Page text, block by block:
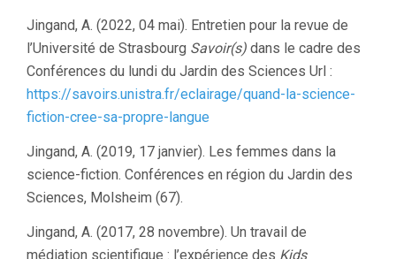
Jingand, A. (2022, 04 mai). Entretien pour la revue de
l’Université de Strasbourg Savoir(s) dans le cadre des
Conférences du lundi du Jardin des Sciences Url :
https://savoirs.unistra.fr/eclairage/quand-la-science-
fiction-cree-sa-propre-langue
Jingand, A. (2019, 17 janvier). Les femmes dans la
science-fiction. Conférences en région du Jardin des
Sciences, Molsheim (67).
Jingand, A. (2017, 28 novembre). Un travail de
médiation scientifique : l’expérience des Kids